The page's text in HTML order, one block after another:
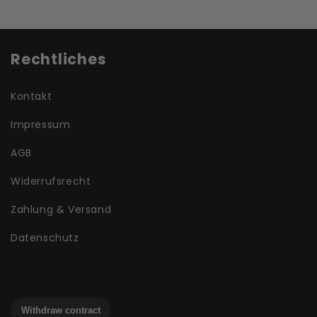
Rechtliches
Kontakt
Impressum
AGB
Widerrufsrecht
Zahlung & Versand
Datenschutz